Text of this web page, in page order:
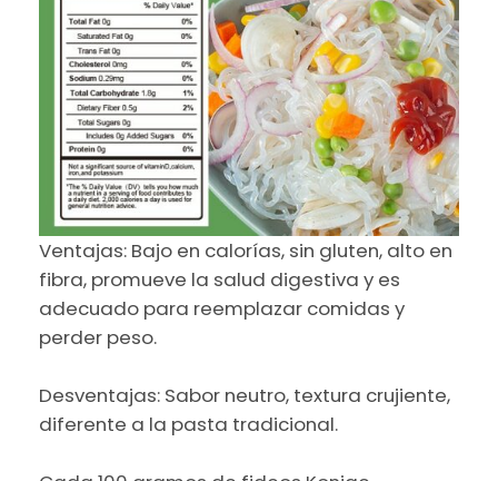
Ventajas: Bajo en calorías, sin gluten, alto en
fibra, promueve la salud digestiva y es
adecuado para reemplazar comidas y
perder peso.
Desventajas: Sabor neutro, textura crujiente,
diferente a la pasta tradicional.